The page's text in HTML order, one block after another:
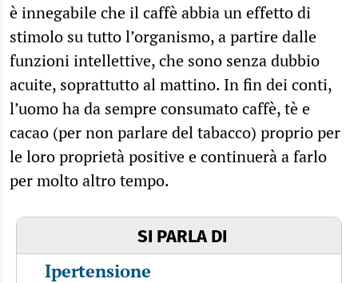
è innegabile che il caffè abbia un effetto di
stimolo su tutto l’organismo, a partire dalle
funzioni intellettive, che sono senza dubbio
acuite, soprattutto al mattino. In fin dei conti,
l’uomo ha da sempre consumato caffè, tè e
cacao (per non parlare del tabacco) proprio per
le loro proprietà positive e continuerà a farlo
per molto altro tempo.
SI PARLA DI
Ipertensione